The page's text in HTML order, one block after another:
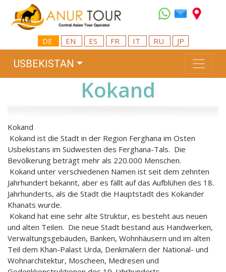
DE EN ES FR IT RU JP
USBEKISTAN
Kokand
Kokand
Kokand ist die Stadt in der Region Ferghana im Osten
Usbekistans im Südwesten des Ferghana-Tals. Die
Bevölkerung beträgt mehr als 220.000 Menschen.
Kokand unter verschiedenen Namen ist seit dem zehnten
Jahrhundert bekannt, aber es fällt auf das Aufblühen des 18.
Jahrhunderts, als die Stadt die Hauptstadt des Kokander
Khanats wurde.
Kokand hat eine sehr alte Struktur, es besteht aus neuen
und alten Teilen. Die neue Stadt bestand aus Handwerken,
Verwaltungsgebäuden, Banken, Wohnhäusern und im alten
Teil dem Khan-Palast Urda, Denkmälern der National- und
Wohnarchitektur, Moscheen, Medresen und